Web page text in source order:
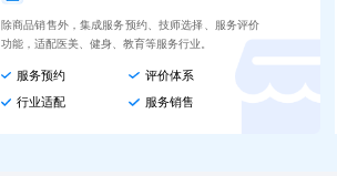
除商品销售外，集成服务预约、技师选择、服务评价
功能，适配医美、健身、教育等服务行业。
服务预约 评价体系
行业适配 服务销售